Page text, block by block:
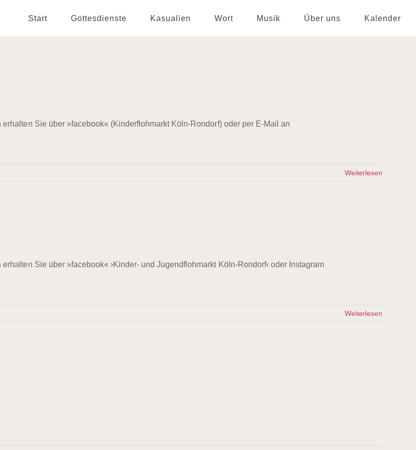
Start Gottesdienste Kasualien Wort Musik Über uns Kalender
Sie über »facebook« (Kinderflohmarkt Köln-Rondorf) oder per E-Mail an
Weiterlesen
Sie über »facebook« ›Kinder- und Jugendflohmarkt Köln-Rondorf‹ oder Instagram
Weiterlesen